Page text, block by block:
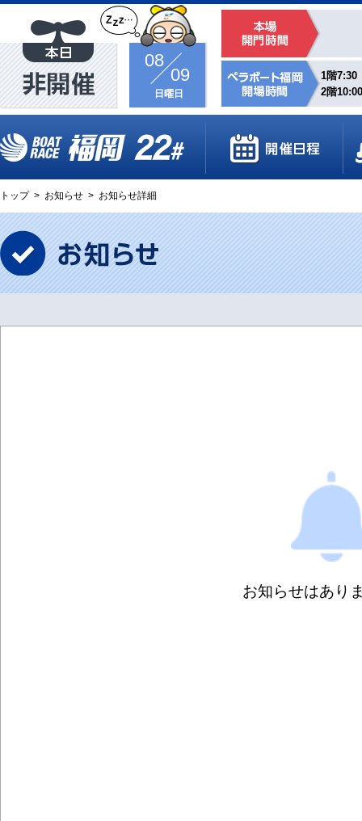
08
09
日曜日
1階7:30
2階10:00
トップ > お知らせ > お知らせ詳細
お知らせはあり